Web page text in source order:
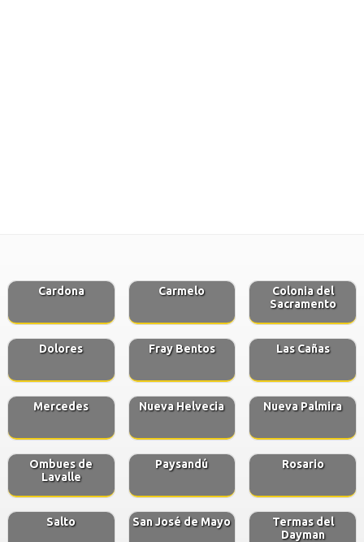
Cardona Carmelo
Colonia del
Sacramento
Dolores Fray Bentos Las Cañas
Mercedes Nueva Helvecia Nueva Palmira
Ombues de
Lavalle
Paysandú Rosario
Salto San José de Mayo
Termas del
Dayman